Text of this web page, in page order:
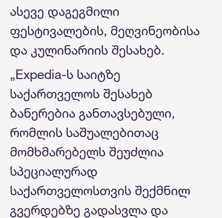
ასევე დაგეგმილი
ფესტივალების, მეღვინეობისა
და კულინარიის შესახებ.
„Expedia-ს საიტზე
საქართველოს შესახებ
ბანერებია განთავსებული,
რომლის საშუალებითაც
მომხმარებელს შეუძლია
სპეციალურად
საქართველოსთვის შექმნილ
გვერდებზე გადასვლა და